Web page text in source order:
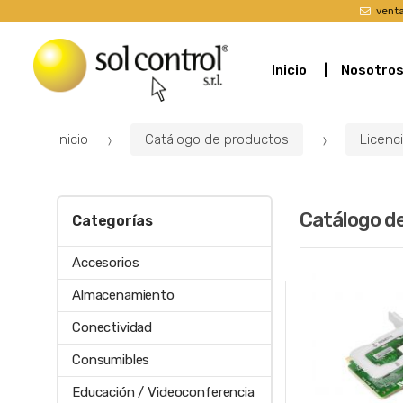
Inicio Nosotros
Inicio Catálogo de productos
Catálogo
Categorías
Accesorios
Almacenamiento
Conectividad
Consumibles
Educación / Videoconferencia